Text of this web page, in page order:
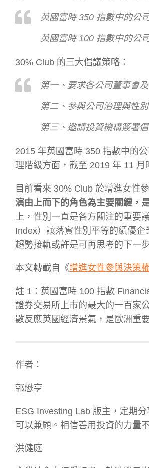
英國富時 350 指數中的公
英國富時 100 指數中的公
30% Club 的三大倡議策略：
第一、要求各公司董事會
第二、參與公司治理與性
第三、邀請投資機構簽署
2015 年英國富時 350 指數中的
理階級方面，截至 2019 年 11
目前看來 30% Club 於增進女性
演由上而下的角色為主要關鍵，
上，性別一直是各方關注的重
Index）讓落實性別平等的績優
趨勢接軌或許是可再思考的下一
本文轉載自《增進女性參與決策
註 1：英國富時 100 指數
證券交易所上市的最大的一百家
數反應英國經濟景氣，是歐洲重
作者：
郭懋亨
ESG Investing Lab 版主，定期
可以兼顧。相信善用投資的力量
洪健庭